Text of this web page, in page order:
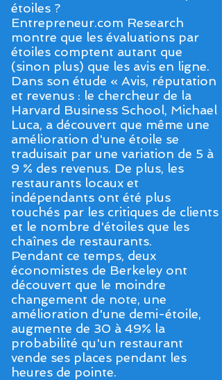
étoiles ?
Entrepreneur.com Research
montre que les évaluations par
étoiles comptent autant que
(sinon plus) que les avis en ligne.
Dans son étude « Avis, réputation
et revenus : le chercheur de la
Harvard Business School, Michael
Luca, a découvert que même une
amélioration d'une étoile se
traduisait par une variation de 5 à
9 % des revenus. De plus, les
restaurants locaux et
indépendants ont été plus
touchés par les critiques de clients
et le nombre d'étoiles que les
chaînes de restaurants.
Pendant ce temps, deux
économistes de Berkeley ont
découvert que le moindre
changement de note, une
amélioration d'une demi-étoile,
augmente de 30 à 49% la
probabilité qu'un restaurant
vende ses places pendant les
heures de pointe.